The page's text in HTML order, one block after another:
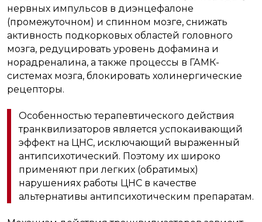
нервных импульсов в диэнцефалоне
(промежуточном) и спинном мозге, снижать
активность подкорковых областей головного
мозга, редуцировать уровень дофамина и
норадреналина, а также процессы в ГАМК-
системах мозга, блокировать холинергические
рецепторы.
Особенностью терапевтического действия
транквилизаторов является успокаивающий
эффект на ЦНС, исключающий выраженный
антипсихотический. Поэтому их широко
применяют при легких (обратимых)
нарушениях работы ЦНС в качестве
альтернативы антипсихотическим препаратам.